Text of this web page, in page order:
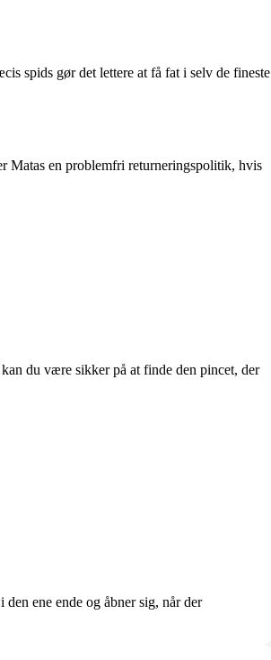
spids gør det lettere at få fat i selv de fineste
Matas en problemfri returneringspolitik, hvis
du være sikker på at finde den pincet, der
ene ende og åbner sig, når der